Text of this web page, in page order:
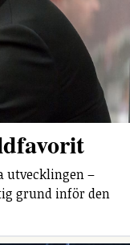
utvecklingen –
grund inför den